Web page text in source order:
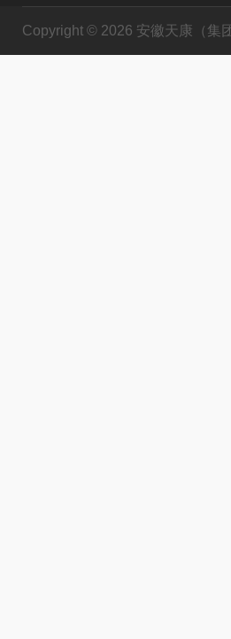
Copyright © 2026 安徽天康（集